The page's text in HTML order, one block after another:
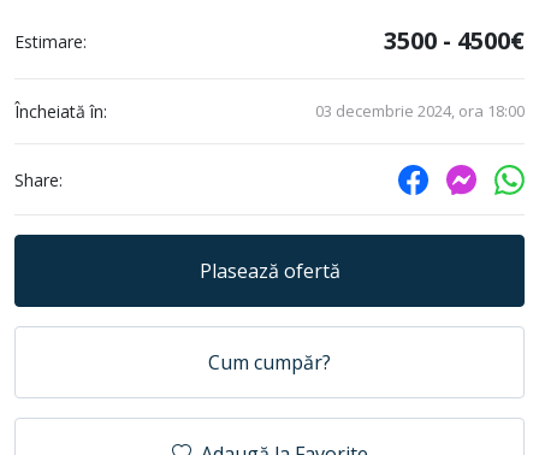
Estimare: 3500 - 4500€
Încheiată în: 03 decembrie 2024, ora 18:00
Share:
Plasează ofertă
Cum cumpăr?